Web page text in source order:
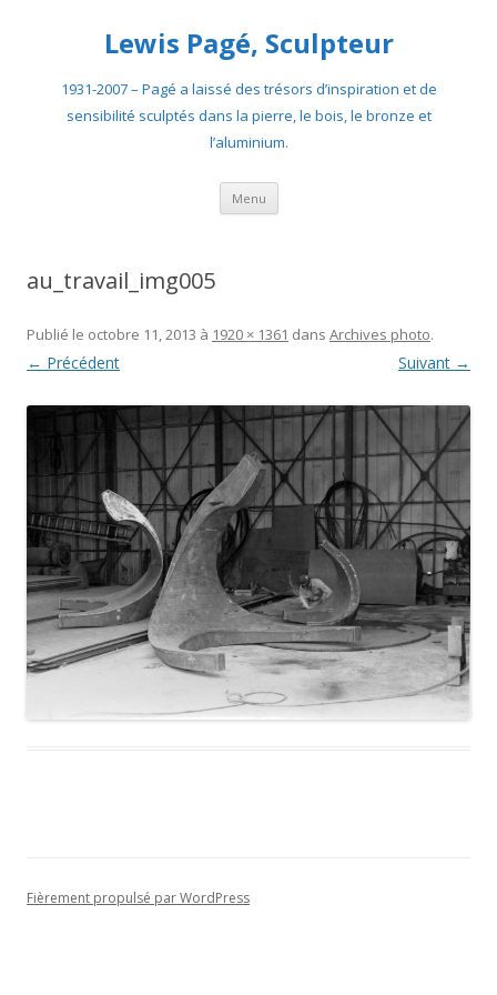
Lewis Pagé, Sculpteur
1931-2007 – Pagé a laissé des trésors d’inspiration et de
sensibilité sculptés dans la pierre, le bois, le bronze et
l’aluminium.
Menu Aller
contenu
au_travail_img005
Publié le octobre 11, 2013 à 1920 × 1361 dans Archives photo.
← Précédent Suivant →
Fièrement propulsé par WordPress